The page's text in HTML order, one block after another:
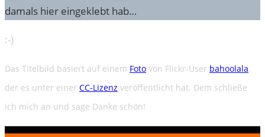
damals hier eingeklebt hab…
:-)
Das Titelbild basiert auf einem Foto von Flickr-User bahoolala,
der es unter einer CC-Lizenz veröffentlicht hat. Dem schließe
ich mich an und sage Danke schön!